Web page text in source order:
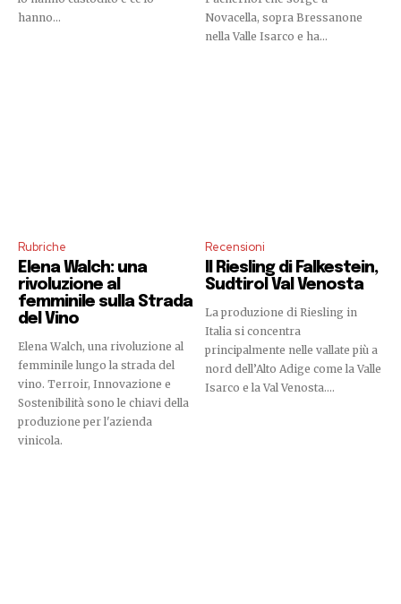
hanno...
Novacella, sopra Bressanone
nella Valle Isarco e ha...
Rubriche
Elena Walch: una
rivoluzione al
femminile sulla Strada
del Vino
Elena Walch, una rivoluzione al
femminile lungo la strada del
vino. Terroir, Innovazione e
Sostenibilità sono le chiavi della
produzione per l'azienda
vinicola.
Recensioni
Il Riesling di Falkestein,
Sudtirol Val Venosta
La produzione di Riesling in
Italia si concentra
principalmente nelle vallate più a
nord dell’Alto Adige come la Valle
Isarco e la Val Venosta....